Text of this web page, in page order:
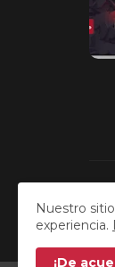
Nuestro
experiencia.
¡De